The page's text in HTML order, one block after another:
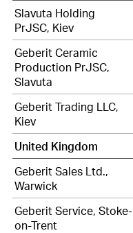
Slavuta Holding
PrJSC, Kiev
Geberit Ceramic
Production PrJSC,
Slavuta
Geberit Trading LLC,
Kiev
United Kingdom
Geberit Sales Ltd.,
Warwick
Geberit Service, Stoke-
on-Trent